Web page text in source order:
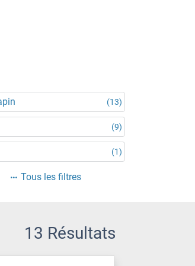
(13)
(9)
(1)
Tous les filtres
13 Résultats